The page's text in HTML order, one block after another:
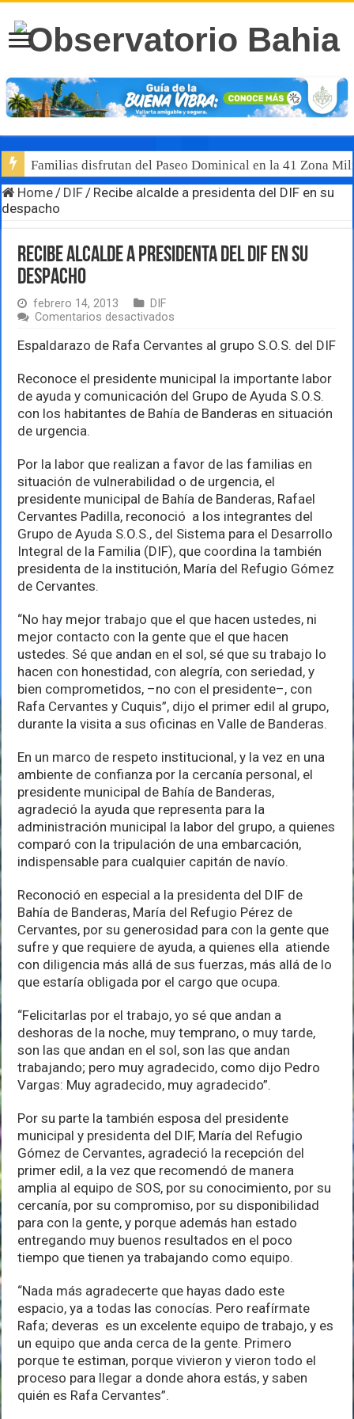
Familias disfrutan del Paseo Dominical en la 41 Zona
Home / DIF / Recibe alcalde a presidenta del DIF en su
despacho
Recibe alcalde a presidenta del DIF en su
despacho
febrero 14, 2013
DIF
Comentarios desactivados
alcalde
del
DIF
en
Espaldarazo de Rafa Cervantes al grupo S.O.S. del DIF
Reconoce el presidente municipal la importante labor
de ayuda y comunicación del Grupo de Ayuda S.O.S.
con los habitantes de Bahía de Banderas en situación
de urgencia.
Por la labor que realizan a favor de las familias en
situación de vulnerabilidad o de urgencia, el
presidente municipal de Bahía de Banderas, Rafael
Cervantes Padilla, reconoció a los integrantes del
Grupo de Ayuda S.O.S., del Sistema para el Desarrollo
Integral de la Familia (DIF), que coordina la también
presidenta de la institución, María del Refugio Gómez
de Cervantes.
“No hay mejor trabajo que el que hacen ustedes, ni
mejor contacto con la gente que el que hacen
ustedes. Sé que andan en el sol, sé que su trabajo lo
hacen con honestidad, con alegría, con seriedad, y
bien comprometidos, –no con el presidente–, con
Rafa Cervantes y Cuquis”, dijo el primer edil al grupo,
durante la visita a sus oficinas en Valle de Banderas.
En un marco de respeto institucional, y la vez en una
ambiente de confianza por la cercanía personal, el
presidente municipal de Bahía de Banderas,
agradeció la ayuda que representa para la
administración municipal la labor del grupo, a quienes
comparó con la tripulación de una embarcación,
indispensable para cualquier capitán de navío.
Reconoció en especial a la presidenta del DIF de
Bahía de Banderas, María del Refugio Pérez de
Cervantes, por su generosidad para con la gente que
sufre y que requiere de ayuda, a quienes ella atiende
con diligencia más allá de sus fuerzas, más allá de lo
que estaría obligada por el cargo que ocupa.
“Felicitarlas por el trabajo, yo sé que andan a
deshoras de la noche, muy temprano, o muy tarde,
son las que andan en el sol, son las que andan
trabajando; pero muy agradecido, como dijo Pedro
Vargas: Muy agradecido, muy agradecido”.
Por su parte la también esposa del presidente
municipal y presidenta del DIF, María del Refugio
Gómez de Cervantes, agradeció la recepción del
primer edil, a la vez que recomendó de manera
amplia al equipo de SOS, por su conocimiento, por su
cercanía, por su compromiso, por su disponibilidad
para con la gente, y porque además han estado
entregando muy buenos resultados en el poco
tiempo que tienen ya trabajando como equipo.
“Nada más agradecerte que hayas dado este
espacio, ya a todas las conocías. Pero reafírmate
Rafa; deveras es un excelente equipo de trabajo, y es
un equipo que anda cerca de la gente. Primero
porque te estiman, porque vivieron y vieron todo el
proceso para llegar a donde ahora estás, y saben
quién es Rafa Cervantes”.